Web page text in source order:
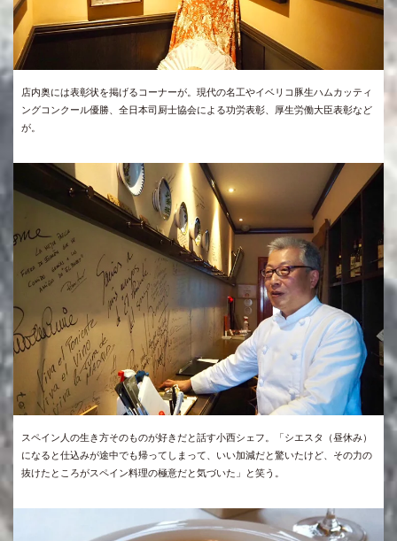
店内奥には表彰状を掲げるコーナーが。現代の名工やイベリコ豚生ハムカッティ
ングコンクール優勝、全日本司厨士協会による功労表彰、厚生労働大臣表彰など
が。
スペイン人の生き方そのものが好きだと話す小西シェフ。「シエスタ（昼休み）
になると仕込みが途中でも帰ってしまって、いい加減だと驚いたけど、その力の
抜けたところがスペイン料理の極意だと気づいた」と笑う。